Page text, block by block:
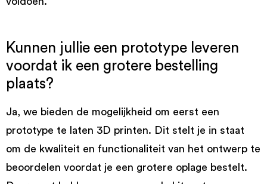
Kunnen jullie een prototype leveren
voordat ik een grotere bestelling
plaats?
Ja, we bieden de mogelijkheid om eerst een
prototype te laten 3D printen. Dit stelt je in staat
om de kwaliteit en functionaliteit van het ontwerp te
beoordelen voordat je een grotere oplage bestelt.